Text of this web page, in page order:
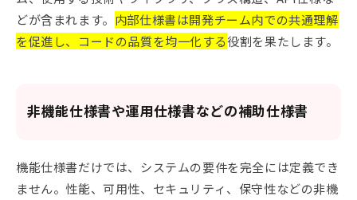
どが含まれます。 内部仕様書は開発チーム内での共通理解
を促進し、コードの品質を均一化する役割を果たします。
非機能仕様書や運用仕様書などの補助仕様書
機能仕様書だけでは、システムの要件を完全には定義でき
ません。性能、可用性、セキュリティ、保守性などの非機